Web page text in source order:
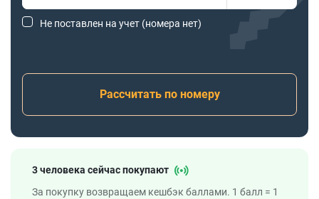
Не поставлен на учет (номера нет)
Рассчитать по номеру
3 человека сейчас покупают
За покупку возвращаем кешбэк баллами. 1 балл = 1